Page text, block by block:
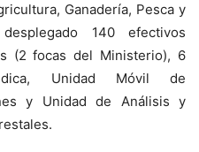
Ganadería, Pesca y
140 efectivos
(2 focas del Ministerio), 6
Unidad Móvil de
y Unidad de Análisis y